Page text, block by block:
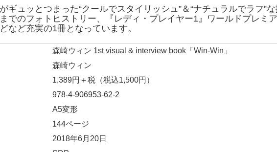
ギュッとつまった“クールでスタイリッシュ”＆“ナチュラルでラフ
でのフォトヒストリー、『レディ・プレイヤー1』ワールドプレミ
など充実の1冊となっています。
森崎ウィン 1st visual & interview book「Win-Win」
森崎ウィン
1,389円＋税（税込1,500円）
978-4-906953-62-2
A5変形
144ページ
2018年6月20日